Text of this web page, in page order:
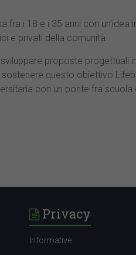
i 18 e i 35 anni con
e privati della comunità.
proposte
questo obiettivo
con un ponte fra
Privacy
Informative